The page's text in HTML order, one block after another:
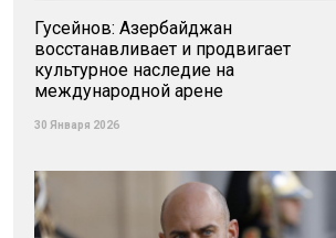
Гусейнов: Азербайджан
восстанавливает и продвигает
культурное наследие на
международной арене
30 Января 2026